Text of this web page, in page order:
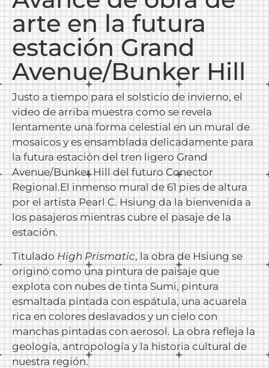
arte en la futura
estación Grand
Avenue/Bunker Hill
Justo a tiempo para el solsticio de invierno, el
video de arriba muestra como se revela
lentamente una forma celestial en un mural de
mosaicos y es ensamblada delicadamente para
la futura estación del tren ligero Grand
Avenue/Bunker Hill del futuro Conector
Regional.El inmenso mural de 61 pies de altura
por el artista Pearl C. Hsiung da la bienvenida a
los pasajeros mientras cubre el pasaje de la
estación.
Titulado High Prismatic, la obra de Hsiung se
originó como una pintura de paisaje que
explota con nubes de tinta Sumi, pintura
esmaltada pintada con espátula, una acuarela
rica en colores deslavados y un cielo con
manchas pintadas con aerosol. La obra refleja la
geología, antropología y la historia cultural de
nuestra región.